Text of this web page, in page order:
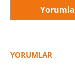
öğrenmekten öte
hemen her
gerçek ‘68
devrimcilerin
YORUMLAR